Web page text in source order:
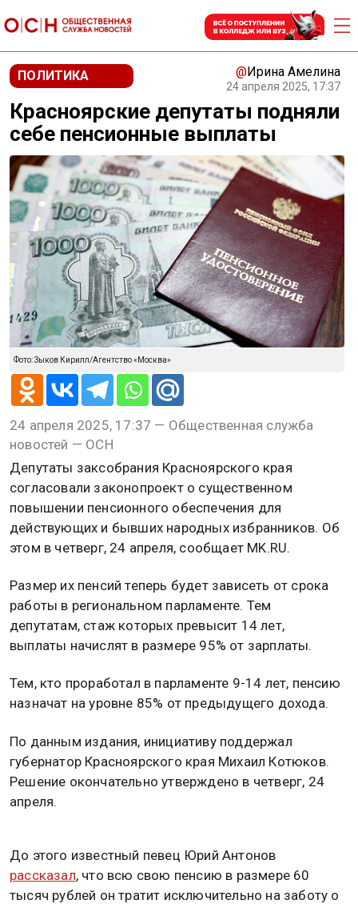
ПОЛИТИКА @Ирина Амелина
24 апреля 2025, 17:37
Красноярские депутаты подняли
себе пенсионные выплаты
Фото: Зыков Кирилл/Агентство «Москва»
24 апреля 2025, 17:37 — Общественная служба
новостей — ОСН
Депутаты заксобрания Красноярского края
согласовали законопроект о существенном
повышении пенсионного обеспечения для
действующих и бывших народных избранников. Об
этом в четверг, 24 апреля, сообщает MK.RU.
Размер их пенсий теперь будет зависеть от срока
работы в региональном парламенте. Тем
депутатам, стаж которых превысит 14 лет,
выплаты начислят в размере 95% от зарплаты.
Тем, кто проработал в парламенте 9-14 лет, пенсию
назначат на уровне 85% от предыдущего дохода.
По данным издания, инициативу поддержал
губернатор Красноярского края Михаил Котюков.
Решение окончательно утверждено в четверг, 24
апреля.
До этого известный певец Юрий Антонов
рассказал, что всю свою пенсию в размере 60
тысяч рублей он тратит исключительно на заботу о